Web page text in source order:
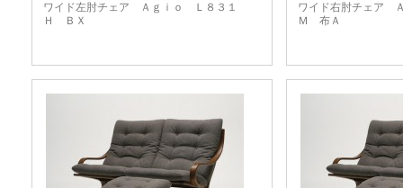
ワイド左肘チェア Ａｇｉｏ Ｌ８３１
Ｈ ＢＸ
ワイド右肘チェア
Ｍ 布Ａ